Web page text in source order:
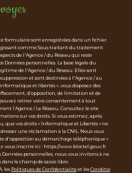
formulaire sont enregistrées dans un fichier
comme Sous-traitant du traitement
de l'Agence / du Réseau qui reste
Données personnelles. La base légale du
de l'Agence / du Réseau. Elles sont
et sont destinées à l'Agence / au
et libertés », vous disposez des
d’opposition, de limitation et de
retirer votre consentement à tout
l’Agence / Le Réseau. Consultez le site
sur vos droits. Si vous estimez, après
que vos droits « Informatique et Libertés » ne
une réclamation à la CNIL. Nous vous
d'opposition au démarchage téléphonique «
vous inscrire ici : https://www.bloctel.gouv.fr
Données personnelles, nous vous invitons à ne
dans le champ de saisie libre.
les Politiques de Confidentialitéet lesConditio